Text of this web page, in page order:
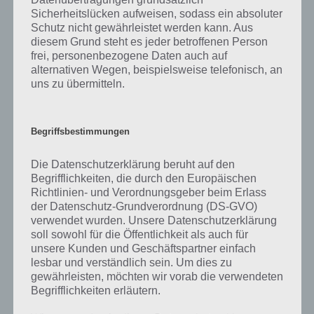
Steigender Schwierigkeitsgrad
Schon nach wenigen Stationen wird es in Papa’s Burgeria ziemlich
kompliziert, da man schnell sein muss und trotzdem alles korrekt
Etwas enttäuschend ist jedoch, dass es sich bei Papa’s Burgeria um
Käufe vorhanden sind.
Papa’s Burgeria App für iPhone und iPad im
iTunes App Store
Die App Papa’s Burgeria könnt ihr euch im iTunes App Store für
wenige Euro herunterladen. Dabei benötigt ihr mindestens iOS 4.3.
Da jene als Universal App erhältlich ist, könnt ihr entsprechend auf
iPhone, iPad und iPod Touch spielen.
Sicherheitslücken aufweisen, sodass ein absoluter
Schutz nicht gewährleistet werden kann. Aus
diesem Grund steht es jeder betroffenen Person
frei, personenbezogene Daten auch auf
alternativen Wegen, beispielsweise telefonisch, an
uns zu übermitteln.
Begriffsbestimmungen
Die Datenschutzerklärung beruht auf den
Begrifflichkeiten, die durch den Europäischen
Richtlinien- und Verordnungsgeber beim Erlass
der Datenschutz-Grundverordnung (DS-GVO)
verwendet wurden. Unsere Datenschutzerklärung
soll sowohl für die Öffentlichkeit als auch für
unsere Kunden und Geschäftspartner einfach
lesbar und verständlich sein. Um dies zu
gewährleisten, möchten wir vorab die verwendeten
Begrifflichkeiten erläutern.